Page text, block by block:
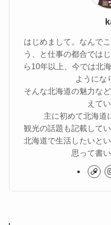
はじめまして。なんで
う、と仕事の都合では
ら10年以上、今では北
ようにな
そんな北海道の魅力な
えて
主に初めて北海道
観光の話題も記載して
北海道で生活したいと
思って書